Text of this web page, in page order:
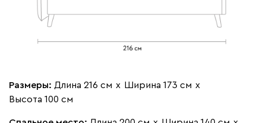
Марсала
Мола
Размеры: Длина 216 см х Ширина 173 см х
Высота 100 см